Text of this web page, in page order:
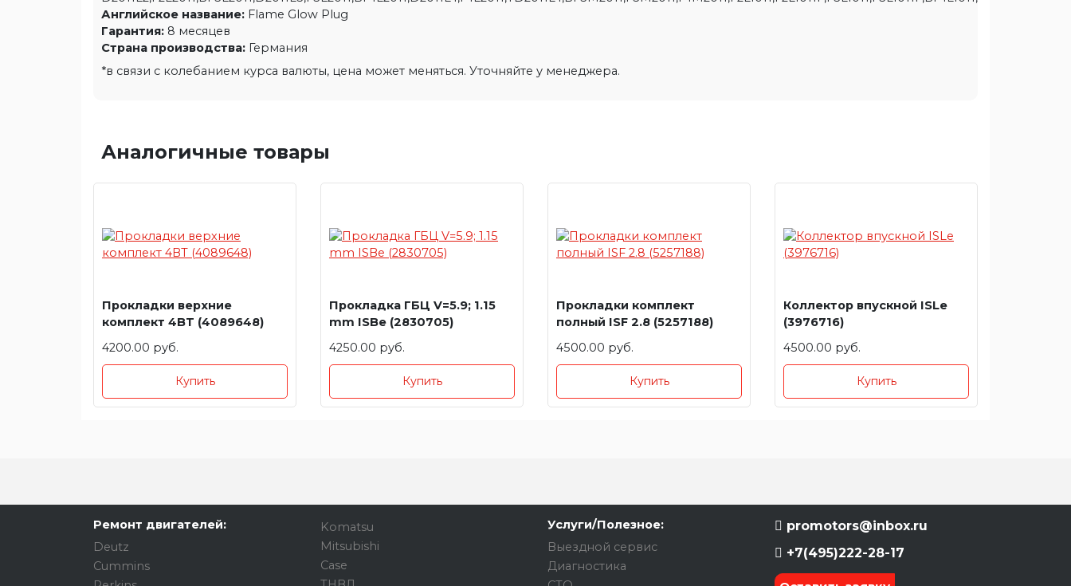
Английское название: Flame Glow Plug
Гарантия: 8 месяцев
Страна производства: Германия
*в связи с колебанием курса валюты, цена может меняться. Уточняйте у менеджера.
Аналогичные товары
Прокладки верхние
комплект 4BT (4089648)
4200.00 руб.
Купить
Прокладка ГБЦ V=5.9; 1.15
mm ISBe (2830705)
4250.00 руб.
Купить
Прокладки комплект
полный ISF 2.8 (5257188)
4500.00 руб.
Купить
Коллектор впускной ISLe
(3976716)
4500.00 руб.
Купить
Ремонт двигателей:
Deutz
Cummins
Komatsu
Mitsubishi
Case
Услуги/Полезное:
Выездной сервис
Диагностика
promotors@inbox.ru
+7(495)222-28-17